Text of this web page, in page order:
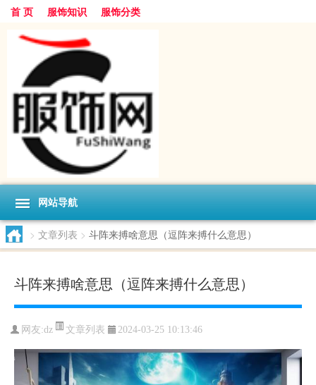
首 页 服饰知识 服饰分类
网站导航
> 文章列表 > 斗阵来搏啥意思（逗阵来搏什么意思）
斗阵来搏啥意思（逗阵来搏什么意思）
网友:dz 文章列表 2024-03-25 10:13:46